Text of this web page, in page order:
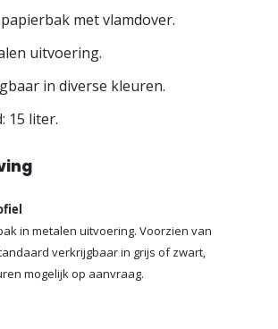
met vlamdover.
uitvoering.
in diverse kleuren.
15 liter.
in metalen uitvoering. Voorzien van
verkrijgbaar in grijs of zwart,
mogelijk op aanvraag.